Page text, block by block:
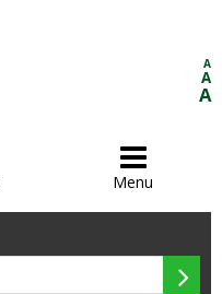
A
A
A

Menu
